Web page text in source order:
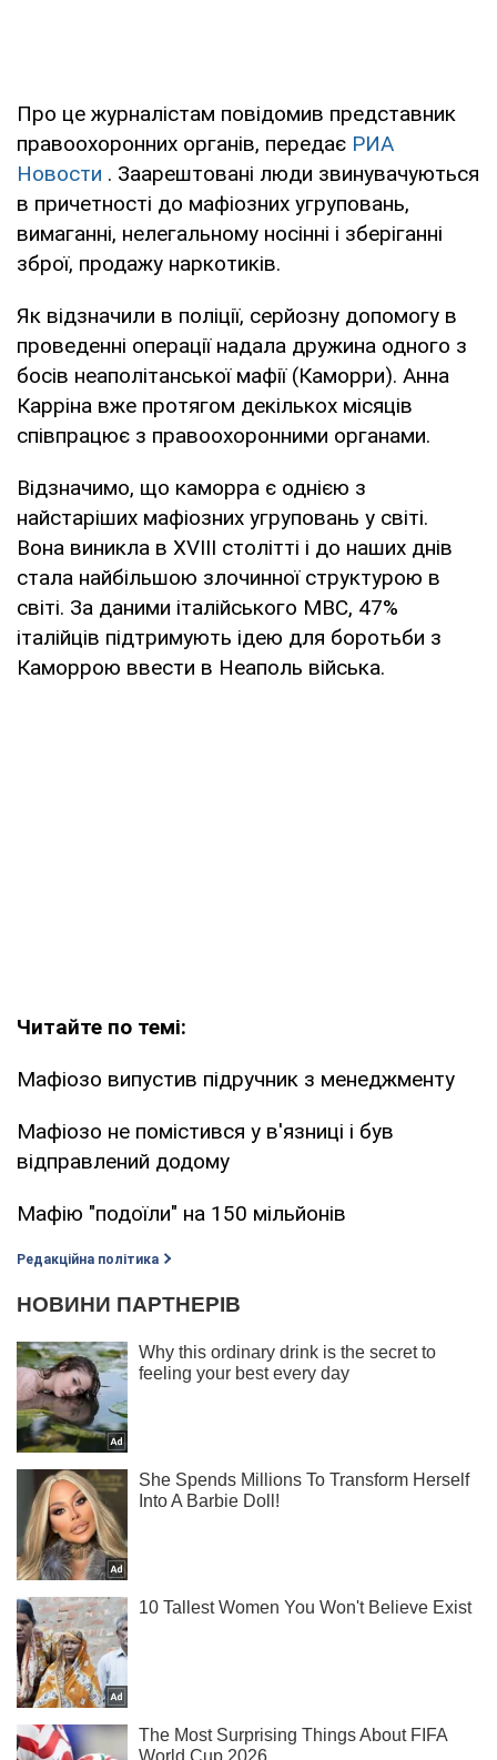
Про це журналістам повідомив представник
правоохоронних органів, передає РИА
Новости . Заарештовані люди звинувачуються
в причетності до мафіозних угруповань,
вимаганні, нелегальному носінні і зберіганні
зброї, продажу наркотиків.
Як відзначили в поліції, серйозну допомогу в
проведенні операції надала дружина одного з
босів неаполітанської мафії (Каморри). Анна
Карріна вже протягом декількох місяців
співпрацює з правоохоронними органами.
Відзначимо, що каморра є однією з
найстаріших мафіозних угруповань у світі.
Вона виникла в XVIII столітті і до наших днів
стала найбільшою злочинної структурою в
світі. За даними італійського МВС, 47%
італійців підтримують ідею для боротьби з
Каморрою ввести в Неаполь війська.
Читайте по темі:
Мафіозо випустив підручник з менеджменту
Мафіозо не помістився у в'язниці і був
відправлений додому
Мафію "подоїли" на 150 мільйонів
Редакційна політика